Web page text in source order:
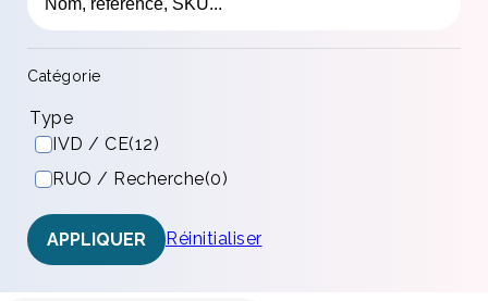
Catégorie
Type
IVD / CE(12)
RUO / Recherche(0)
APPLIQUER Réinitialiser